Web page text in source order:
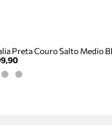
Preta Couro Salto Medio